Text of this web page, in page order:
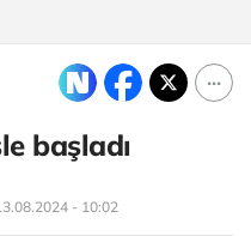
başladı
- 10:02